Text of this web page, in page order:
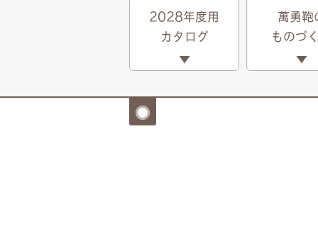
2028年度用
カタログ
萬勇鞄
ものづ